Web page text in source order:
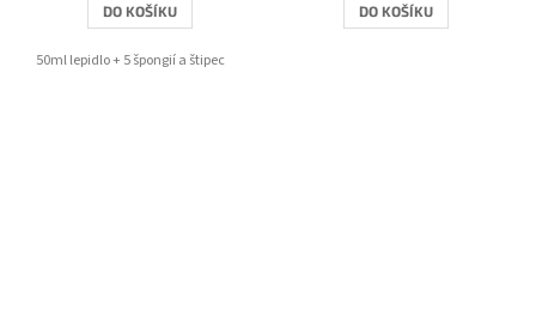
DO KOŠÍKU
50ml lepidlo + 5 špongií a štipec
DO KOŠÍKU